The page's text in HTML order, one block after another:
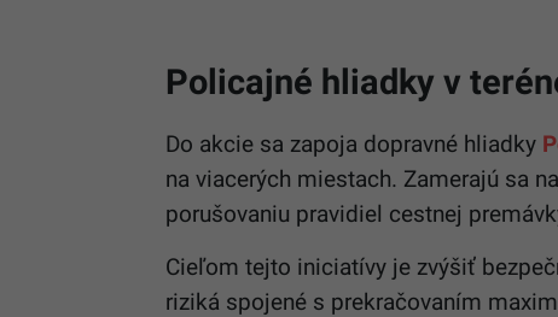
Policajné hliadky v
Do akcie sa zapoja dopravné hliadky
na viacerých miestach. Zamerajú sa
porušovaniu pravidiel cestnej
Cieľom tejto iniciatívy je zvýšiť
riziká spojené s prekračovaním